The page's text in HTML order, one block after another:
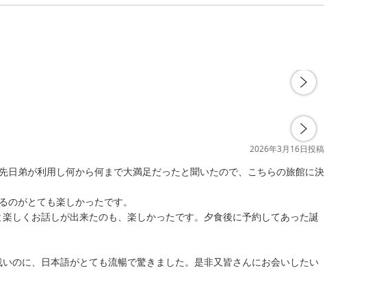
2026年3月16日投稿
弟が利用し何から何まで大満足だったと聞いたので、こちらの旅館に決
がとても楽しかったです。
しくお話しが出来たのも、楽しかったです。夕食後に予約してあった誕
のに、日本語がとても流暢で驚きました。是非又皆さんにお会いしたい